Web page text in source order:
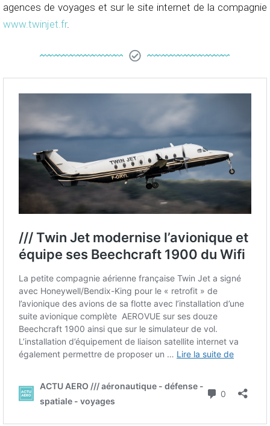
agences de voyages et sur le site internet de la compagnie
www.twinjet.fr.